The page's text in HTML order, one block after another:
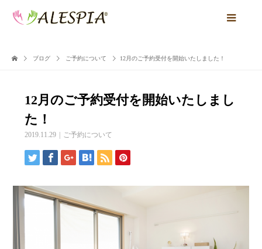
ブログ ご予約について 12月のご予約受付を開始いたしました！
12月のご予約受付を開始いたしまし
た！
2019.11.29 ご予約について